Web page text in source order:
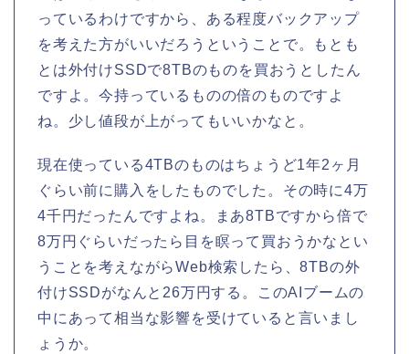
っているわけですから、ある程度バックアップ
を考えた方がいいだろうということで。もとも
とは外付けSSDで8TBのものを買おうとしたん
ですよ。今持っているものの倍のものですよ
ね。少し値段が上がってもいいかなと。
現在使っている4TBのものはちょうど1年2ヶ月
ぐらい前に購入をしたものでした。その時に4万
4千円だったんですよね。まあ8TBですから倍で
8万円ぐらいだったら目を瞑って買おうかなとい
うことを考えながらWeb検索したら、8TBの外
付けSSDがなんと26万円する。このAIブームの
中にあって相当な影響を受けていると言いまし
ょうか。